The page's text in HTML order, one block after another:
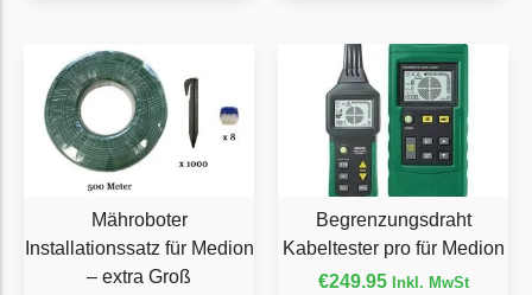
Begrenzungsdraht
Fuxtec
Fuxtec Messer
Begrenzungsdraht
Garden Feelings
Garden Feelings Messer
Mähroboter
Installationssatz für Medion
– extra Groß
Begrenzungsdraht
Kabeltester pro für Medion
€249.95 Inkl. MwSt